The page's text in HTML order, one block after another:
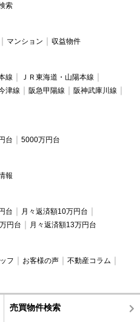
索
マンション 収益物件
線
ＪＲ東海道・山陽本線
津線 阪急甲陽線
阪神武庫川線
台 5000万円台
報
台
月々返済額10万円台
円台 月々返済額13万円台
フ お客様の声
不動産コラム
売買物件検索